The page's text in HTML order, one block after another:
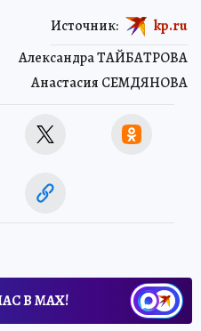
Александра ТАЙБАТРОВА
Анастасия СЕМДЯНОВА
Источник: kp.ru
В МАХ!